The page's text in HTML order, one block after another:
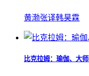
黄渤张译韩昊霖
比克拉姆：瑜伽、大